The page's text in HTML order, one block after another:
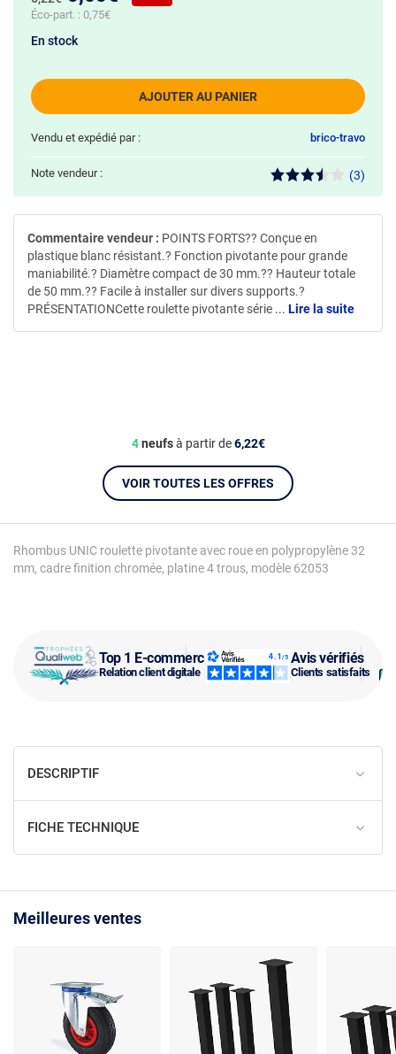
Top 1 E-commerce
Relation client digitale
Avis vérifiés
Clients satisfaits
Rhombus UNIC roulette pivotante avec roue en polypropylène 32
mm, cadre finition chromée, platine 4 trous, modèle 62053
Réduction de :
Éco-part. : 0,75€
AJOUTER AU PANIER
En stock
Vendu et expédié par : brico-travo
Note vendeur : (3)
4neufsà partir de6,22€
VOIR TOUTES LES OFFRES
Commentaire vendeur : POINTS FORTS?? Conçue en
plastique blanc résistant.? Fonction pivotante pour grande
maniabilité.? Diamètre compact de 30 mm.?? Hauteur totale
de 50 mm.?? Facile à installer sur divers supports.?
PRÉSENTATIONCette roulette pivotante série ... Lire la suite
DESCRIPTIF
FICHE TECHNIQUE
Meilleures ventes